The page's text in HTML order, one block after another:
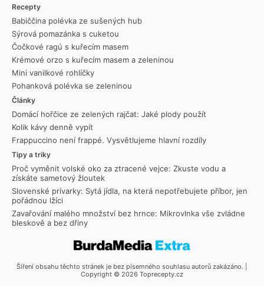
Recepty
Babiččina polévka ze sušených hub
Sýrová pomazánka s cuketou
Čočkové ragú s kuřecím masem
Krémové orzo s kuřecím masem a zeleninou
Mini vanilkové rohlíčky
Pohanková polévka se zeleninou
Články
Domácí hořčice ze zelených rajčat: Jaké plody použít
Kolik kávy denně vypít
Frappuccino není frappé. Vysvětlujeme hlavní rozdíly
Tipy a triky
Proč vyměnit volské oko za ztracené vejce: Zkuste vodu a
získáte sametový žloutek
Slovenské prívarky: Sytá jídla, na která nepotřebujete příbor, jen
pořádnou lžíci
Zavařování malého množství bez hrnce: Mikrovlnka vše zvládne
bleskově a bez dřiny
Šíření obsahu těchto stránek je bez písemného souhlasu autorů zakázáno. |
Copyright © 2026 Toprecepty.cz